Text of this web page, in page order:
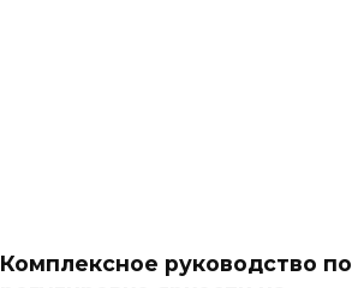
Комплексное руководство по